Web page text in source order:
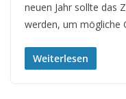
neuen Jahr sollte das
werden, um mögliche
Weiterlesen